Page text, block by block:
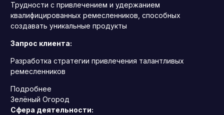
Трудности с привлечением и удержанием
квалифицированных ремесленников, способных
создавать уникальные продукты
Запрос клиента:
Разработка стратегии привлечения талантливых
ремесленников
Подробнее
Зелёный Огород
Сфера деятельности: